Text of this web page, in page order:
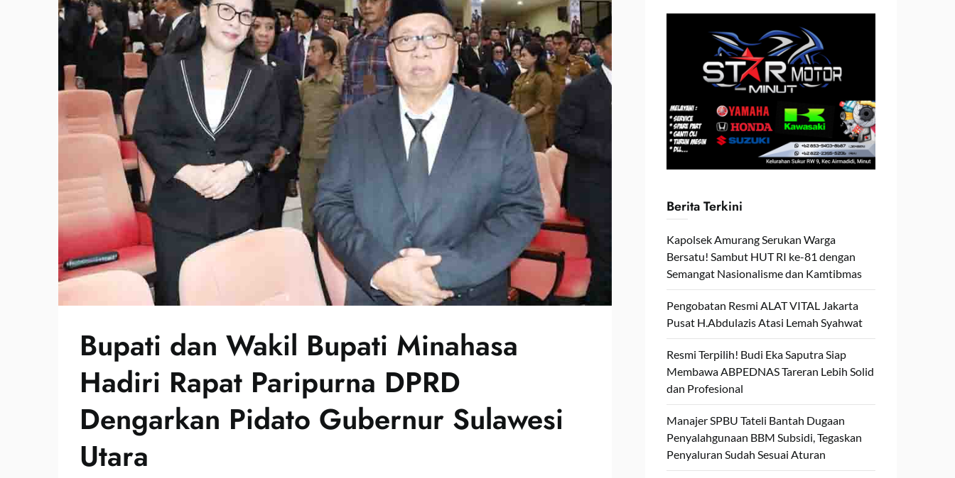
Bupati dan Wakil Bupati Minahasa
Hadiri Rapat Paripurna DPRD
Dengarkan Pidato Gubernur Sulawesi
Utara
Berita Terkini
Kapolsek Amurang Serukan Warga
Bersatu! Sambut HUT RI ke-81 dengan
Semangat Nasionalisme dan Kamtibmas
Pengobatan Resmi ALAT VITAL Jakarta
Pusat H.Abdulazis Atasi Lemah Syahwat
Resmi Terpilih! Budi Eka Saputra Siap
Membawa ABPEDNAS Tareran Lebih Solid
dan Profesional
Manajer SPBU Tateli Bantah Dugaan
Penyalahgunaan BBM Subsidi, Tegaskan
Penyaluran Sudah Sesuai Aturan